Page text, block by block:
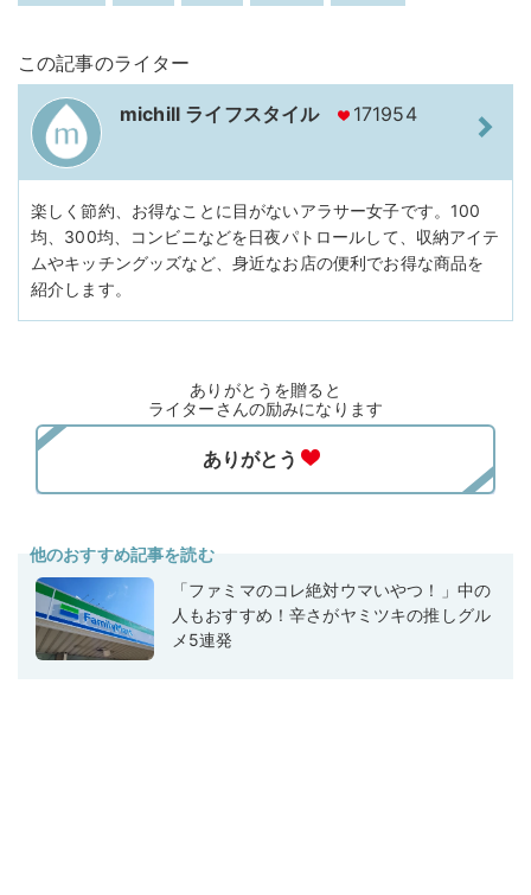
この記事のライター
michill ライフスタイル 171954
楽しく節約、お得なことに目がないアラサー女子です。100
均、300均、コンビニなどを日夜パトロールして、収納アイテ
ムやキッチングッズなど、身近なお店の便利でお得な商品を
紹介します。
ありがとうを贈ると
ライターさんの励みになります
他のおすすめ記事を読む
「ファミマのコレ絶対ウマいやつ！」中の
人もおすすめ！辛さがヤミツキの推しグル
メ5連発